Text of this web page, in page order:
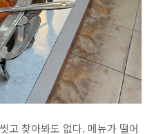
고 찾아봐도 없다. 메뉴가 떨어